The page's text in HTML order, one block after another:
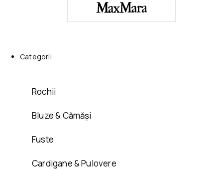
Categorii
Rochii
Bluze & Cămăși
Fuste
Cardigane & Pulovere